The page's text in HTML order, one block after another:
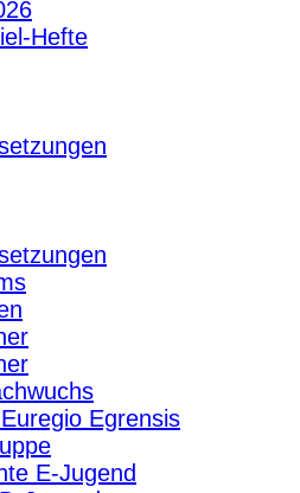
Hefte
Egrensis
E-Jugend